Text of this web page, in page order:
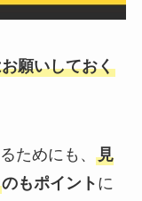
願いしておく
ためにも、
見
のもポイント に